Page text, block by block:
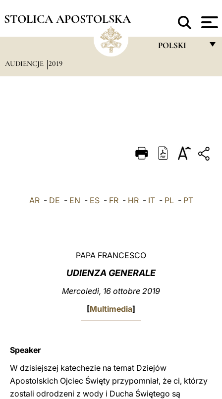
STOLICA APOSTOLSKA
POLSKI
DEUTSCH
العربيّة
AUDIENCJE 2019
AR- DE - EN - ES- FR- HR- IT- PL- PT
PAPA FRANCESCO
UDIENZA GENERALE
Mercoledì, 16 ottobre 2019
[Multimedia]
Speaker
W dzisiejszej katechezie na temat Dziejów
Apostolskich Ojciec Święty przypomniał, że ci, którzy
zostali odrodzeni z wody i Ducha Świętego są